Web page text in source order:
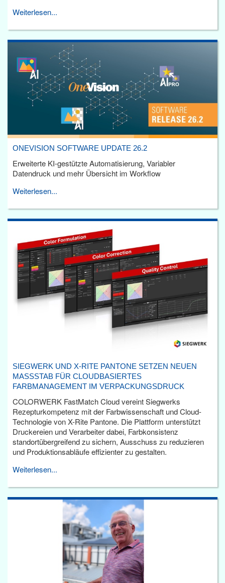
Weiterlesen...
ONEVISION SOFTWARE UPDATE 26.2
Erweiterte KI-gestützte Automatisierung, Variabler
Datendruck und mehr Übersicht im Workflow
Weiterlesen...
SIEGWERK UND X-RITE PANTONE SETZEN NEUEN
MASSSTAB FÜR CLOUDBASIERTES F
ARBMANAGEMENT IM VERPACKUNGSDRUCK
COLORWERK FastMatch Cloud vereint Siegwerks
Rezepturkompetenz mit der Farbwissenschaft und Cloud-
Technologie von X-Rite Pantone. Die Plattform unterstützt
Druckereien und Verarbeiter dabei, Farbkonsistenz
standortübergreifend zu sichern, Ausschuss zu reduzieren
und Produktionsabläufe effizienter zu gestalten.
Weiterlesen...